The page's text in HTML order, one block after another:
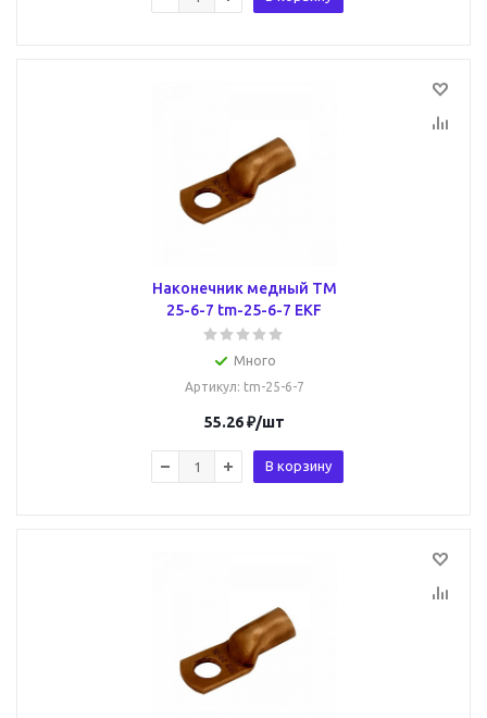
Наконечник медный ТМ
25-6-7 tm-25-6-7 EKF
Много
Артикул: tm-25-6-7
55.26₽/шт
В корзину